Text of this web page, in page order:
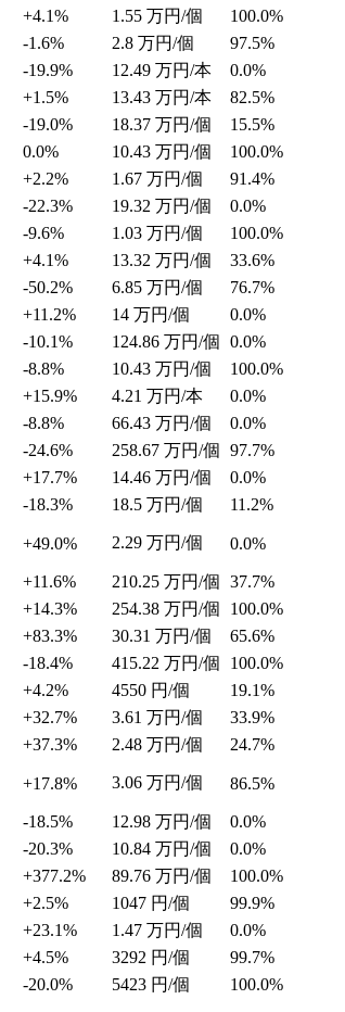
+4.1% 1.55 万円/個
100.0%
-1.6% 2.8 万円/個
97.5%
-19.9% 12.49 万円/本
0.0%
+1.5% 13.43 万円/本
82.5%
-19.0% 18.37 万円/個
15.5%
0.0% 10.43 万円/個
100.0%
+2.2% 1.67 万円/個
91.4%
-22.3% 19.32 万円/個
0.0%
-9.6% 1.03 万円/個
100.0%
+4.1% 13.32 万円/個
33.6%
-50.2% 6.85 万円/個
76.7%
+11.2% 14 万円/個
0.0%
-10.1% 124.86 万円/個 0.0%
-8.8% 10.43 万円/個
100.0%
+15.9% 4.21 万円/本
0.0%
-8.8% 66.43 万円/個
0.0%
-24.6% 258.67 万円/個 97.7%
+17.7% 14.46 万円/個
0.0%
-18.3% 18.5 万円/個 11.2%
+49.0% 2.29 万円/個 0.0%
+11.6% 210.25 万円/個 37.7%
+14.3% 254.38 万円/個
100.0%
+83.3% 30.31 万円/個
65.6%
-18.4% 415.22 万円/個
100.0%
+4.2% 4550 円/個
19.1%
+32.7% 3.61 万円/個
33.9%
+37.3% 2.48 万円/個 24.7%
+17.8% 3.06 万円/個 86.5%
-18.5% 12.98 万円/個
0.0%
-20.3% 10.84 万円/個
0.0%
+377.2% 89.76 万円/個
100.0%
+2.5% 1047 円/個
99.9%
+23.1% 1.47 万円/個
0.0%
+4.5% 3292 円/個
99.7%
-20.0% 5423 円/個 100.0%